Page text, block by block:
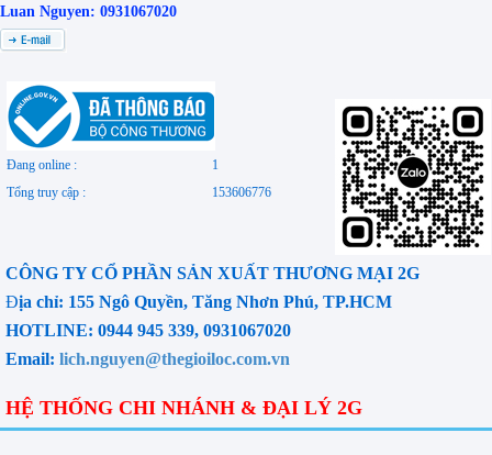
Luan Nguyen: 0931067020
Đang online :
1
Tổng truy cập :
153606776
CÔNG TY CỔ PHẦN SẢN XUẤT THƯƠNG MẠI 2G
Địa chỉ: 155 Ngô Quyền, Tăng Nhơn Phú, TP.HCM
HOTLINE: 0944 945 339, 0931067020
Email: lich.nguyen@thegioiloc.com.vn
HỆ THỐNG CHI NHÁNH & ĐẠI LÝ 2G